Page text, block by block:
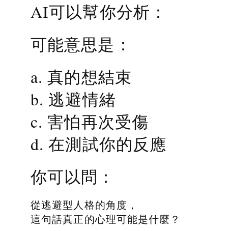
AI可以幫你分析：
可能意思是：
a. 真的想結束
b. 逃避情緒
c. 害怕再次受傷
d. 在測試你的反應
你可以問：
從逃避型人格的角度，
這句話真正的心理可能是什麼？